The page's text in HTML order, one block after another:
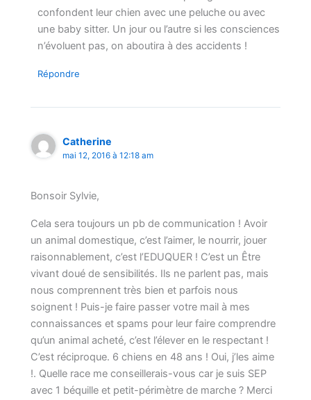
confondent leur chien avec une peluche ou avec
une baby sitter. Un jour ou l’autre si les consciences
n’évoluent pas, on aboutira à des accidents !
Répondre
Catherine
mai 12, 2016 à 12:18 am
Bonsoir Sylvie,
Cela sera toujours un pb de communication ! Avoir
un animal domestique, c’est l’aimer, le nourrir, jouer
raisonnablement, c’est l’EDUQUER ! C’est un Être
vivant doué de sensibilités. Ils ne parlent pas, mais
nous comprennent très bien et parfois nous
soignent ! Puis-je faire passer votre mail à mes
connaissances et spams pour leur faire comprendre
qu’un animal acheté, c’est l’élever en le respectant !
C’est réciproque. 6 chiens en 48 ans ! Oui, j’les aime
!. Quelle race me conseillerais-vous car je suis SEP
avec 1 béquille et petit-périmètre de marche ? Merci